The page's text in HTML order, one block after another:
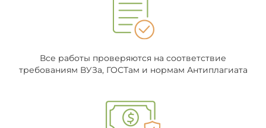
Все работы проверяются на соответствие
требованиям ВУЗа, ГОСТам и нормам Антиплагиата